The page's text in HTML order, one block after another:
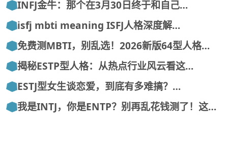
INFJ金牛：那个在3月30日终于和自己…
isfj mbti meaning ISFJ人格深度解…
免费测MBTI，别乱选！2026新版64型人格…
揭秘ESTP型人格：从热点行业风云看这…
ESTJ型女生谈恋爱，到底有多难搞？…
我是INTJ，你是ENTP？别再乱花钱测了！这…